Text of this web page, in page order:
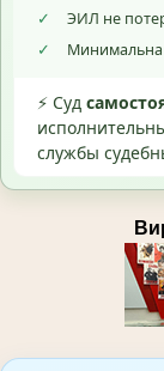
✓
ЭИЛ не
✓
⚡ Суд
службы